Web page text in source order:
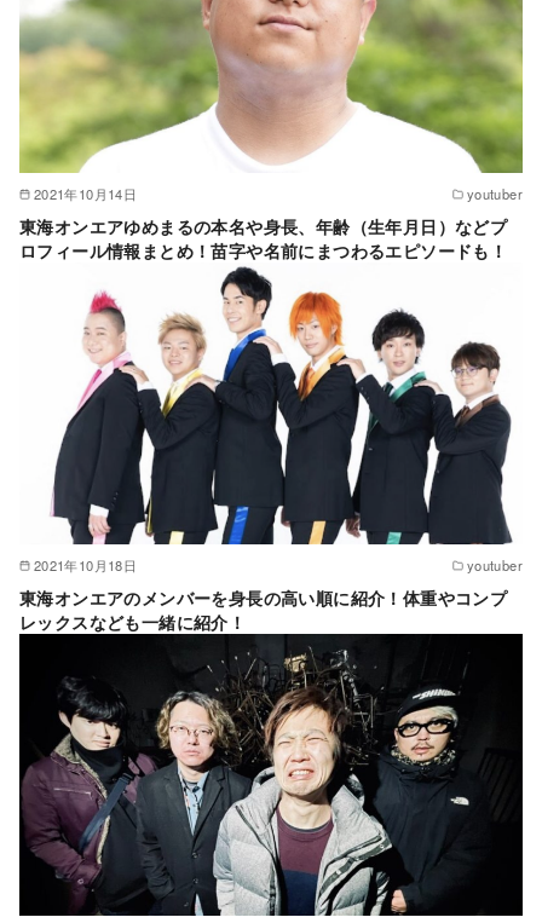
2021年10月14日 youtuber
東海オンエアゆめまるの本名や身長、年齢（生年月日）などプ
ロフィール情報まとめ！苗字や名前にまつわるエピソードも！
2021年10月18日 youtuber
東海オンエアのメンバーを身長の高い順に紹介！体重やコンプ
レックスなども一緒に紹介！